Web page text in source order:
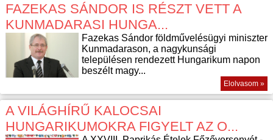
FAZEKAS SÁNDOR IS RÉSZT VETT A
KUNMADARASI HUNGA...
Fazekas Sándor földművelésügyi miniszter
Kunmadarason, a nagykunsági
településen rendezett Hungarikum napon
beszélt magy...
Elolvasom »
A VILÁGHÍRŰ KALOCSAI
HUNGARIKUMOKRA FIGYELT AZ O...